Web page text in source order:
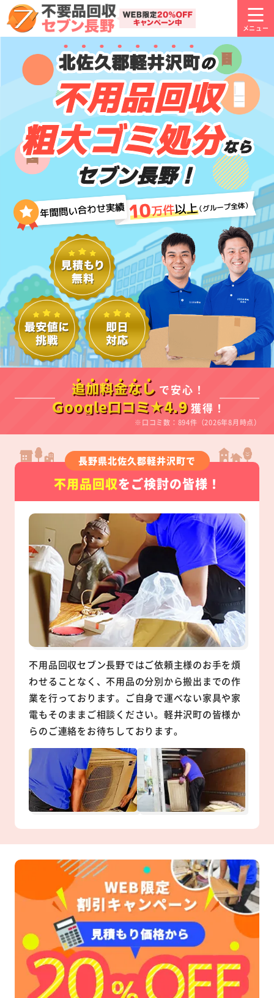
北佐久郡軽井沢町の
不用品回収
粗大ゴミ処分なら
セブン長野！
追加料金なし で安心！
Google口コミ★4.9 獲得！
※口コミ数：894件（2026年8月時点）
長野県北佐久郡軽井沢町で
不用品回収をご検討の皆様！
不用品回収セブン長野ではご依頼主様のお手を煩
わせることなく、不用品の分別から搬出までの作
業を行っております。ご自身で運べない家具や家
電もそのままご相談ください。軽井沢町の皆様か
らのご連絡をお待ちしております。